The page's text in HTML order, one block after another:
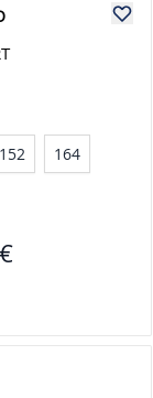
152 164